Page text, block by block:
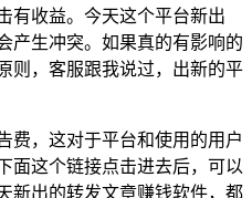
有收益。今天这个平台新出
产生冲突。如果真的有影响的
则，客服跟我说过，出新的平
费，这对于平台和使用的用户
面这个链接点击进去后，可以
新出的转发文章赚钱软件，都